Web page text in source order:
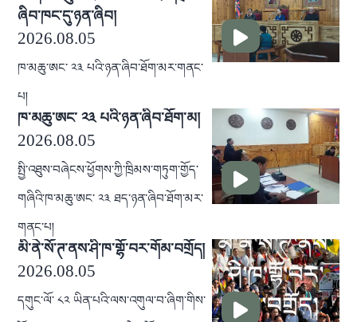
ཞིབ་ཁང་དུ་ཉན་ཞིབ།
2026.08.05
ཁ་མཆུ་ཨང་ ༢༣ པའི་ཉན་ཞིབ་ཐོག་མར་གནང་
པ།
ཁ་མཆུ་ཨང་ ༢༣ པའི་ཉན་ཞིབ་ཐོག་མ།
2026.08.05
སྤྱི་འཐུས་བཞེངས་ཕྱོགས་ཀྱི་ཁྲིམས་གཏུག་གྱོད་
གཞིའི་ཁ་མཆུ་ཨང་ ༢༣ ཐད་ཉན་ཞིབ་ཐོག་མར་
གནང་པ།
མི་ནེ་སོ་ཊ་ནས་ཤི་ཁ་གྷོ་བར་གོམ་བགྲོད།
2026.08.05
དགུང་ལོ་ ༨༢ ཡིན་པའི་ལས་འགུལ་བ་ཞིག་གིས་